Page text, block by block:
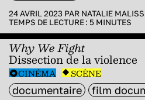
24 AVRIL 2023 PAR NATALIE
TEMPS DE LECTURE : 5 MINUTES
Why We Fight
Dissection de la violence
CINÉMA SCÈNE
documentaire film